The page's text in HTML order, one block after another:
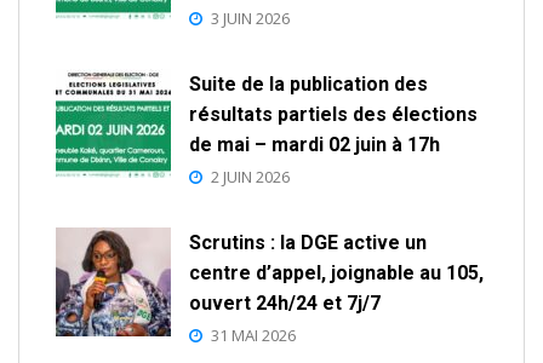
3 JUIN 2026
Suite de la publication des
résultats partiels des élections
de mai – mardi 02 juin à 17h
2 JUIN 2026
Scrutins : la DGE active un
centre d’appel, joignable au 105,
ouvert 24h/24 et 7j/7
31 MAI 2026